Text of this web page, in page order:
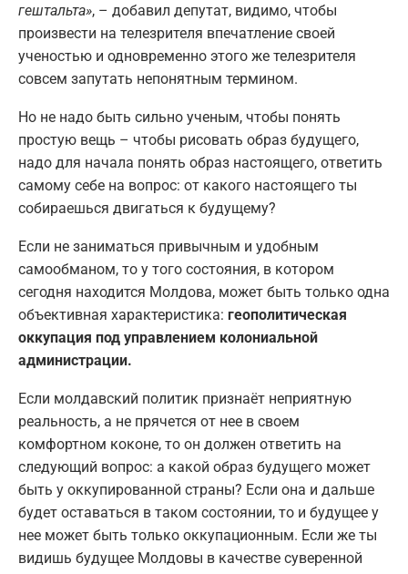
гештальта», – добавил депутат, видимо, чтобы
произвести на телезрителя впечатление своей
ученостью и одновременно этого же телезрителя
совсем запутать непонятным термином.
Но не надо быть сильно ученым, чтобы понять
простую вещь – чтобы рисовать образ будущего,
надо для начала понять образ настоящего, ответить
самому себе на вопрос: от какого настоящего ты
собираешься двигаться к будущему?
Если не заниматься привычным и удобным
самообманом, то у того состояния, в котором
сегодня находится Молдова, может быть только одна
объективная характеристика: геополитическая
оккупация под управлением колониальной
администрации.
Если молдавский политик признаёт неприятную
реальность, а не прячется от нее в своем
комфортном коконе, то он должен ответить на
следующий вопрос: а какой образ будущего может
быть у оккупированной страны? Если она и дальше
будет оставаться в таком состоянии, то и будущее у
нее может быть только оккупационным. Если же ты
видишь будущее Молдовы в качестве суверенной